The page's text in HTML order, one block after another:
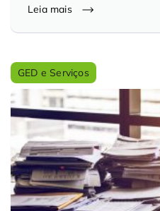
Leia mais
GED e Serviços